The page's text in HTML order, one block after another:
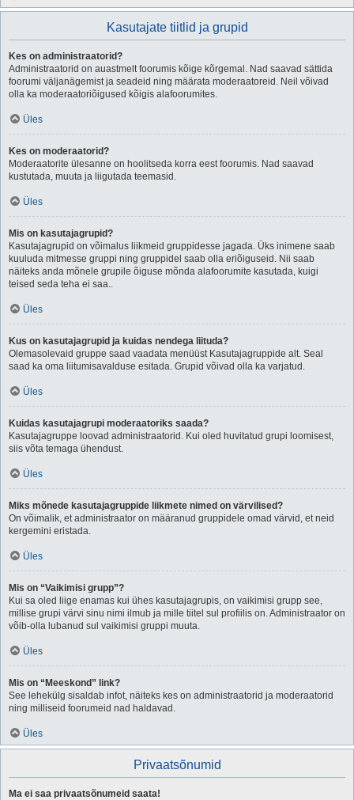
Kasutajate tiitlid ja grupid
Kes on administraatorid?
Administraatorid on auastmelt foorumis kõige kõrgemal. Nad saavad sättida
foorumi väljanägemist ja seadeid ning määrata moderaatoreid. Neil võivad
olla ka moderaatoriõigused kõigis alafoorumites.
Üles
Kes on moderaatorid?
Moderaatorite ülesanne on hoolitseda korra eest foorumis. Nad saavad
kustutada, muuta ja liigutada teemasid.
Üles
Mis on kasutajagrupid?
Kasutajagrupid on võimalus liikmeid gruppidesse jagada. Üks inimene saab
kuuluda mitmesse gruppi ning gruppidel saab olla eriõiguseid. Nii saab
näiteks anda mõnele grupile õiguse mõnda alafoorumite kasutada, kuigi
teised seda teha ei saa..
Üles
Kus on kasutajagrupid ja kuidas nendega liituda?
Olemasolevaid gruppe saad vaadata menüüst Kasutajagruppide alt. Seal
saad ka oma liitumisavalduse esitada. Grupid võivad olla ka varjatud.
Üles
Kuidas kasutajagrupi moderaatoriks saada?
Kasutajagruppe loovad administraatorid. Kui oled huvitatud grupi loomisest,
siis võta temaga ühendust.
Üles
Miks mõnede kasutajagruppide liikmete nimed on värvilised?
On võimalik, et administraator on määranud gruppidele omad värvid, et neid
kergemini eristada.
Üles
Mis on “Vaikimisi grupp”?
Kui sa oled liige enamas kui ühes kasutajagrupis, on vaikimisi grupp see,
millise grupi värvi sinu nimi ilmub ja mille tiitel sul profiilis on. Administraator on
võib-olla lubanud sul vaikimisi gruppi muuta.
Üles
Mis on “Meeskond” link?
See lehekülg sisaldab infot, näiteks kes on administraatorid ja moderaatorid
ning milliseid foorumeid nad haldavad.
Üles
Privaatsõnumid
Ma ei saa privaatsõnumeid saata!